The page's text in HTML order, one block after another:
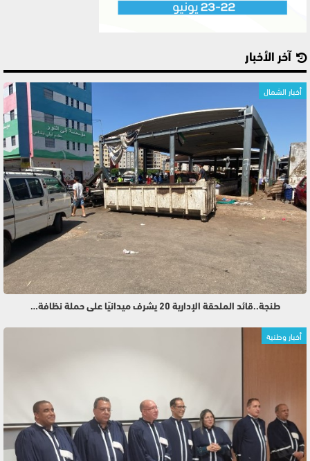
آخر الأخبار
أخبار الشمال
طنجة..قائد الملحقة الإدارية 20 يشرف ميدانيًا على حملة نظافة…
أخبار وطنية